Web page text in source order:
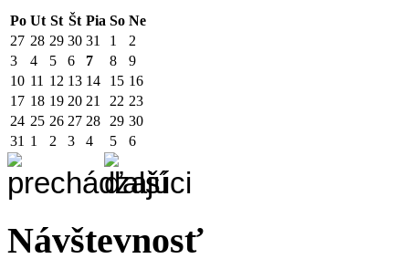
Po Ut St Št Pia So Ne
27 28 29 30 31 1
2
3
4 5 6 7 8
9
10 11 12 13 14 15 16
17 18 19 20 21 22 23
24 25 26 27 28 29 30
31 1 2 3 4 5 6
Návštevnosť